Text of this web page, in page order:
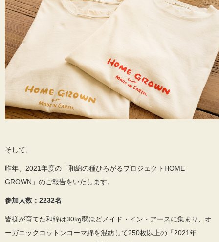
そして、
昨年、2021年度の「和綿の種ひろがるプロジェクトHOME
GROWN」のご報告をいたします。
参加人数：2232名
皆様が育てた和綿は30kg弱ほどメイド・イン・アースに集まり、オ
ーガニックコットンコーマ綿を混紡して250枚以上の「2021年